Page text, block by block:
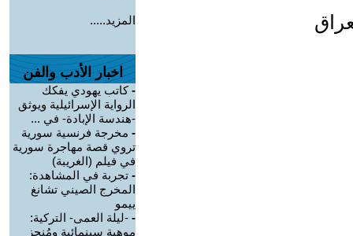
المزيد.....
اخبار الأدب والفن
-كاتب يهودي يفكك
الرواية الإسرائيلية ويوثق
-هندسة الإبادة- في ...
- مخرجة فرنسية سورية
تروي قصة مهاجرة سورية
في فيلم (الغريبة)
- تجربة في المشاهدة:
المخرج الصيني تشانغ
ييمو
- -ليلة العمى- التركية:
موهبة سينمائية ومُنجز